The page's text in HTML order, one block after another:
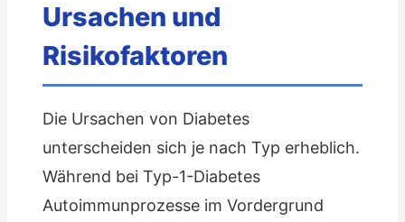
Ursachen und
Risikofaktoren
Die Ursachen von Diabetes
unterscheiden sich je nach Typ erheblich.
Während bei Typ-1-Diabetes
Autoimmunprozesse im Vordergrund